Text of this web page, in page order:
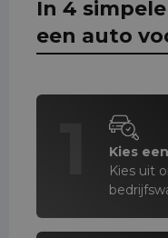
In 4
een auto
Kies
Kies uit